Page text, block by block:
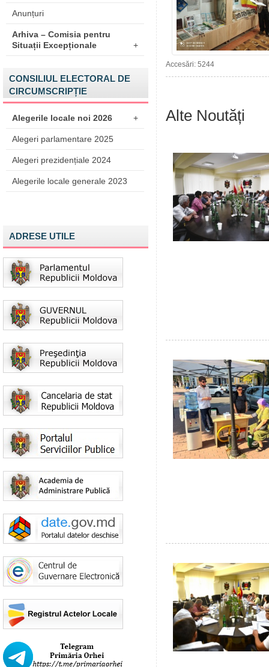
Anunțuri
Arhiva – Comisia pentru
Situații Excepționale
+
CONSILIUL ELECTORAL DE
CIRCUMSCRIPȚIE
Alegerile locale noi 2026 +
Alegeri parlamentare 2025
Alegeri prezidențiale 2024
Alegerile locale generale 2023
ADRESE UTILE
Accesări: 5244
Alte Noutăți